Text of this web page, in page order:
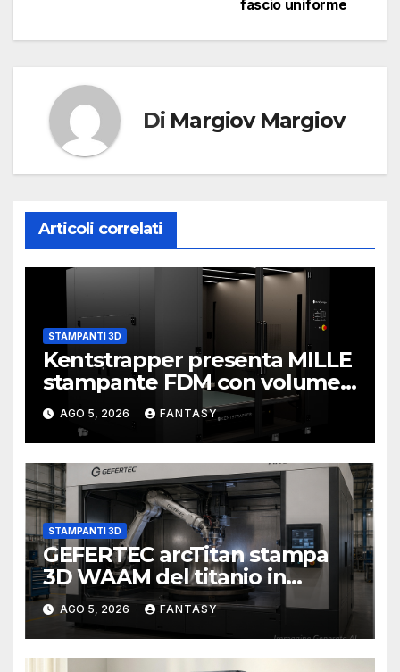
fascio uniforme
Di Margiov Margiov
Articoli correlati
STAMPANTI 3D
Kentstrapper presenta MILLE
stampante FDM con volume
di stampa da un metro cubo
AGO 5, 2026 FANTASY
STAMPANTI 3D
GEFERTEC arcTitan stampa
3D WAAM del titanio in
camera inerte
AGO 5, 2026 FANTASY